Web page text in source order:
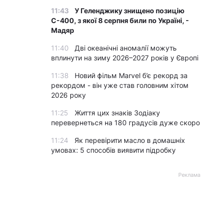
11:43
У Геленджику знищено позицію
С-400, з якої 8 серпня били по Україні, -
Мадяр
11:40
Дві океанічні аномалії можуть
вплинути на зиму 2026–2027 років у Європі
11:38
Новий фільм Marvel б’є рекорд за
рекордом - він уже став головним хітом
2026 року
11:25
Життя цих знаків Зодіаку
перевернеться на 180 градусів дуже скоро
11:24
Як перевірити масло в домашніх
умовах: 5 способів виявити підробку
Реклама